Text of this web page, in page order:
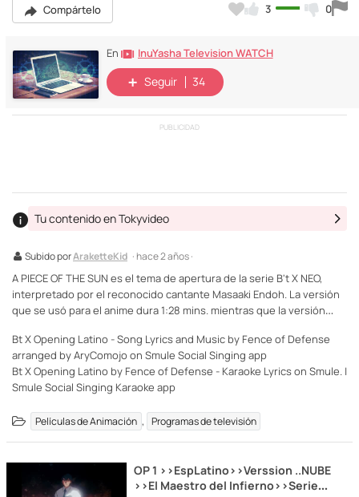
Compártelo 3 0
En InuYasha Television WATCH
Seguir 34
PUBLICIDAD
Subido porAraketteKid · hace 2 años ·
Tu contenido en Tokyvideo
A PIECE OF THE SUN es el tema de apertura de la serie B't X NEO,
interpretado por el reconocido cantante Masaaki Endoh. La versión
que se usó para el anime dura 1:28 mins. mientras que la versión…
Bt X Opening Latino - Song Lyrics and Music by Fence of Defense
arranged by AryComojo on Smule Social Singing app
Bt X Opening Latino by Fence of Defense - Karaoke Lyrics on Smule. |
Smule Social Singing Karaoke app
Películas de Animación , Programas de televisión
OP 1 >>EspLatino>>Verssion ..NUBE
>>El Maestro del Infierno>>Serie